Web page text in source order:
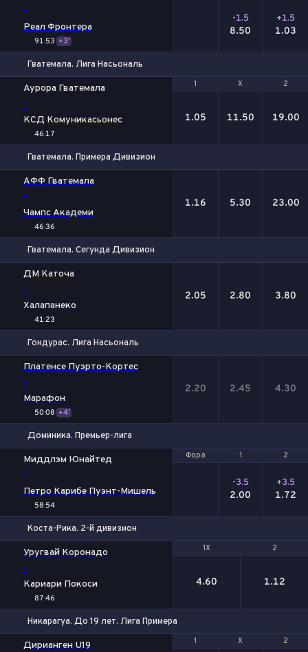
-
Реал Фронтера
91:53 +3'
-1.5
8.50
+1.5
1.03
Гватемала. Лига Насьональ
1 Х 2
Аурора Гватемала
-
КСД Комуникасьонес
46:17
1 Х 2
1.05 11.50 19.00
Гватемала. Примера Дивизион
АФФ Гватемала
-
Чампс Академи
46:36
1.16 5.30 23.00
Гватемала. Сегунда Дивизион
ДМ Каточа
-
Халапанеко
41:23
2.05 2.80 3.80
Гондурас. Лига Насьональ
Платенсе Пуэрто-Кортес
-
Марафон
50:08 +4'
2.20 2.45 4.30
Доминика. Премьер-лига
Фора 1 2
Миддлэм Юнайтед
-
Петро Карибе Пуэнт-Мишель
58:54
Фора 1 2
-3.5
2.00
+3.5
1.72
Коста-Рика. 2-й дивизион
1X 2
Уругвай Коронадо
-
Кариари Покоси
87:46
1X 2
4.60 1.12
Никарагуа. До 19 лет. Лига Примера
1 Х 2
Дирианген U19 1 Х 2